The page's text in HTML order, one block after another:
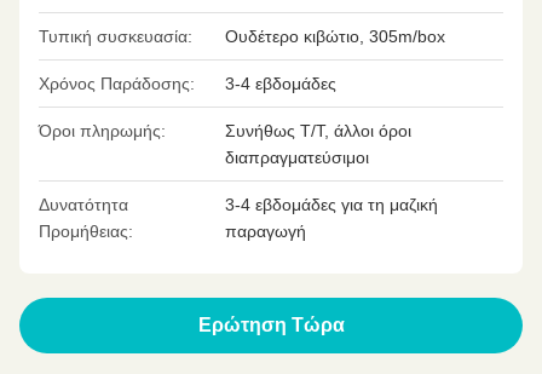
Τυπική συσκευασία: Ουδέτερο κιβώτιο, 305m/box
Χρόνος Παράδοσης: 3-4 εβδομάδες
Όροι πληρωμής:
Συνήθως T/T, άλλοι όροι
διαπραγματεύσιμοι
Δυνατότητα
Προμήθειας:
3-4 εβδομάδες για τη μαζική
παραγωγή
Ερώτηση Τώρα